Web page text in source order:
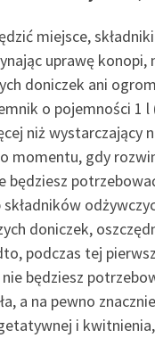
miejsce,
uprawę konopi,
doniczek ani
o pojemności 1 l
niż wystarczający
momentu, gdy
będziesz
składników
doniczek,
podczas tej
będziesz
a na pewno
i